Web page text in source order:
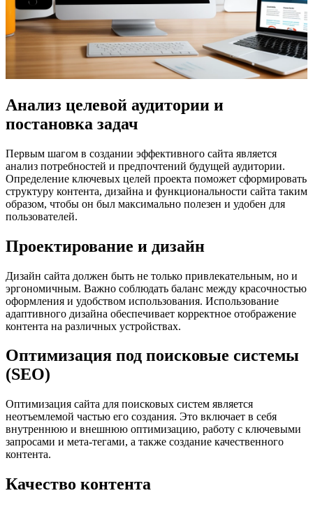
Анализ целевой аудитории и
постановка задач
Первым шагом в создании эффективного сайта является
анализ потребностей и предпочтений будущей аудитории.
Определение ключевых целей проекта поможет сформировать
структуру контента, дизайна и функциональности сайта таким
образом, чтобы он был максимально полезен и удобен для
пользователей.
Проектирование и дизайн
Дизайн сайта должен быть не только привлекательным, но и
эргономичным. Важно соблюдать баланс между красочностью
оформления и удобством использования. Использование
адаптивного дизайна обеспечивает корректное отображение
контента на различных устройствах.
Оптимизация под поисковые системы
(SEO)
Оптимизация сайта для поисковых систем является
неотъемлемой частью его создания. Это включает в себя
внутреннюю и внешнюю оптимизацию, работу с ключевыми
запросами и мета-тегами, а также создание качественного
контента.
Качество контента